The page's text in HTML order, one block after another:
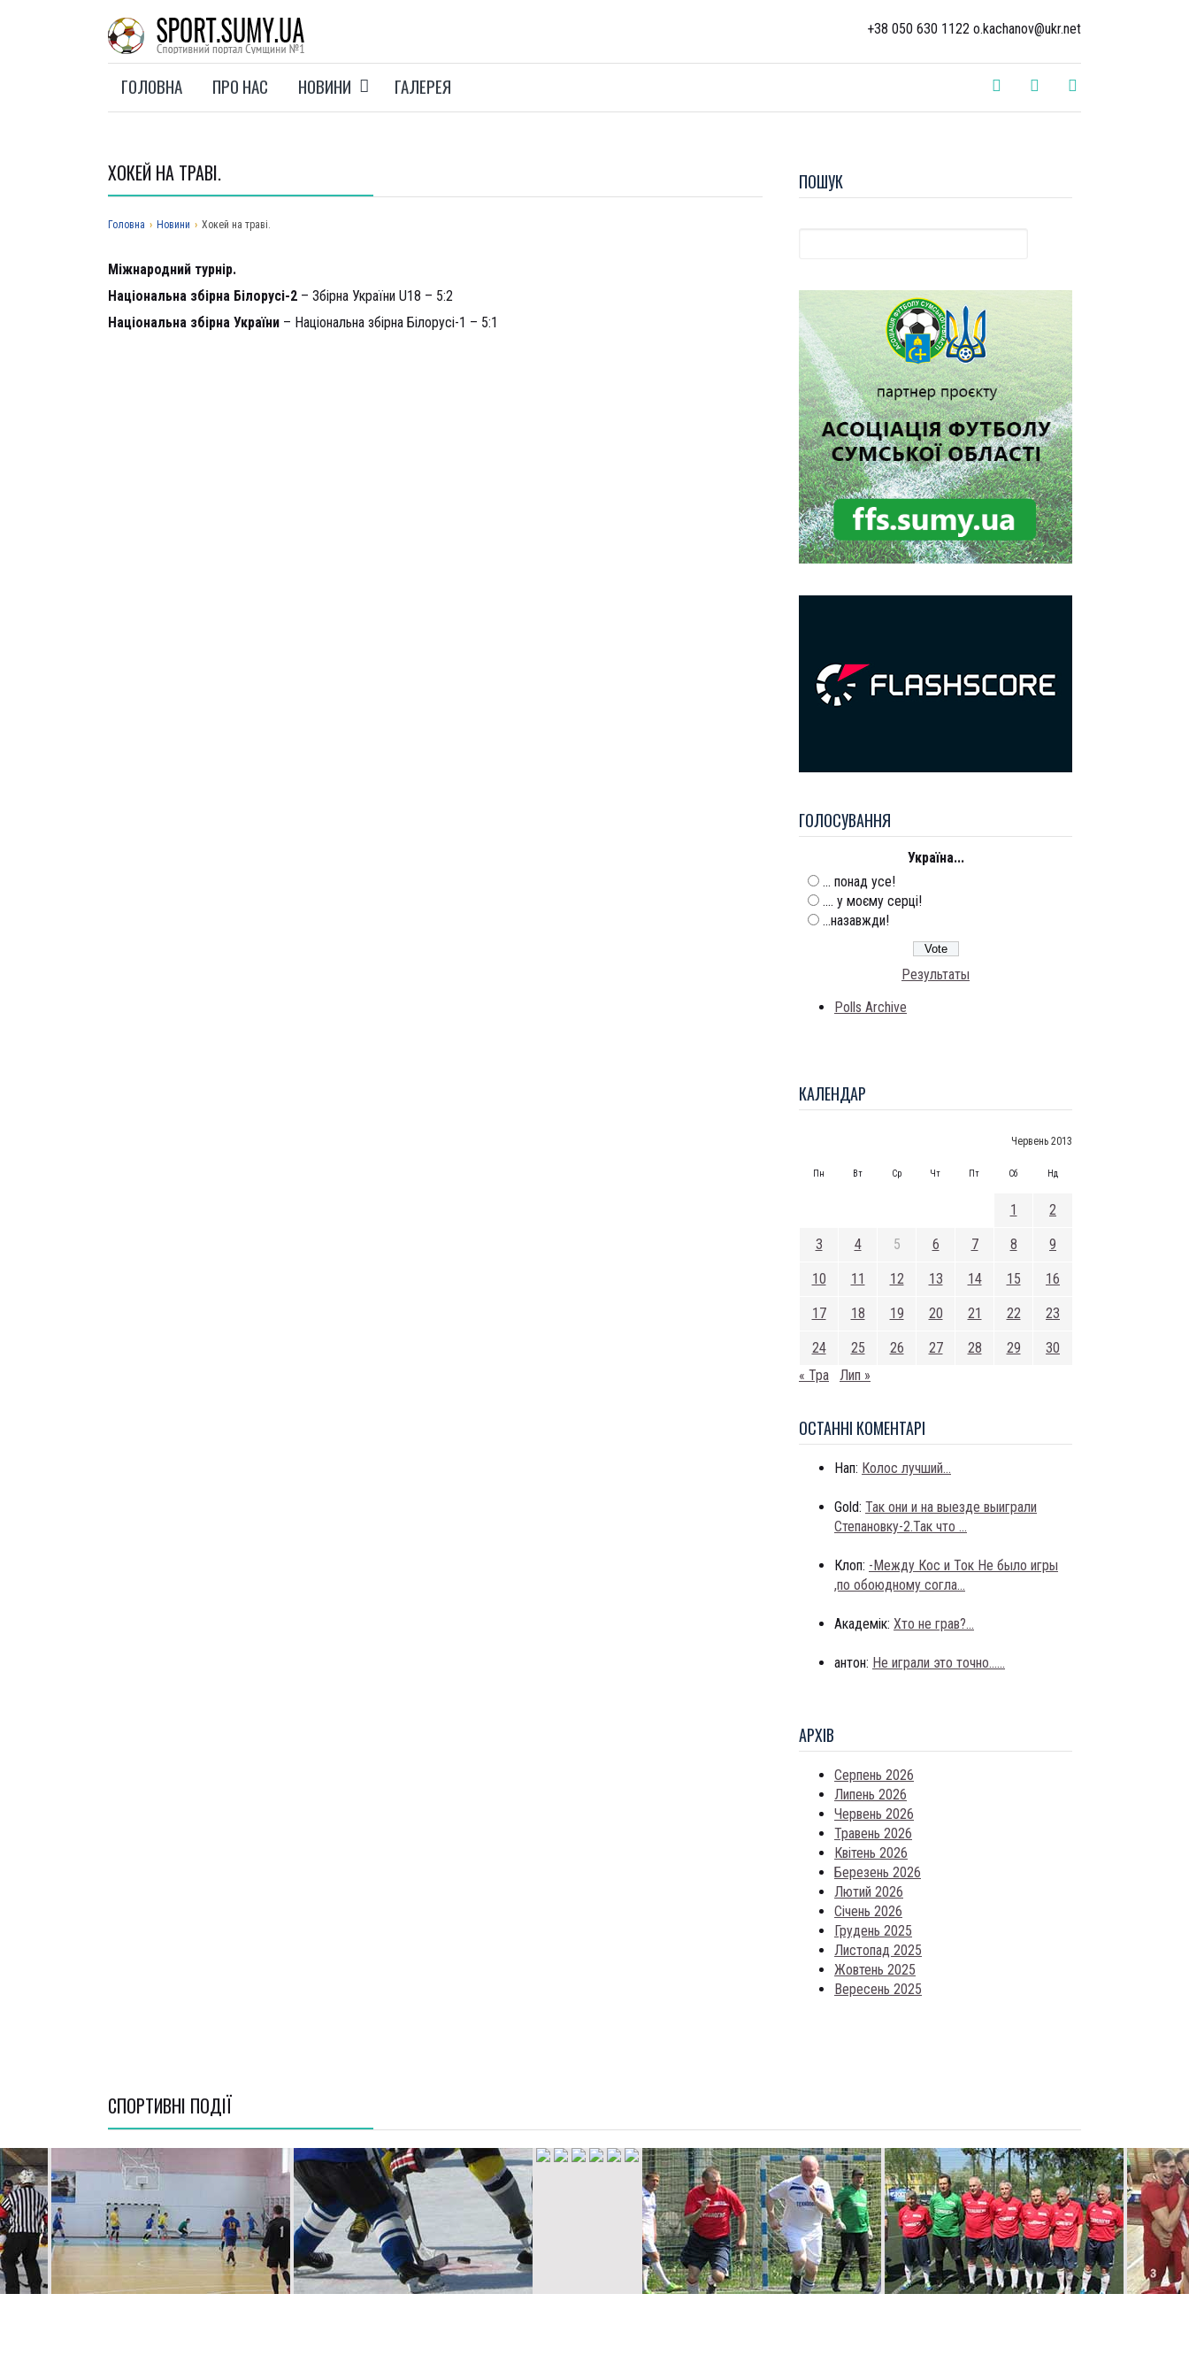
+38 050 630 1122 o.kachanov@ukr.net
ГОЛОВНА ПРО НАС НОВИНИ ГАЛЕРЕЯ
ПОШУК
ГОЛОСУВАННЯ
Україна...
... понад усе!
.... у моєму серці!
...назавжди!
Результаты
Polls Archive
КАЛЕНДАР
Червень 2013
Пн Вт Ср Чт Пт Сб Нд
1 2
3 4 5 6 7 8 9
10 11 12 13 14 15 16
17 18 19 20 21 22 23
24 25 26 27 28 29
30
« Тра
Лип »
ОСТАННI КОМЕНТАРI
Нап: Колос лучший...
Gold: Так они и на выезде выиграли
Степановку-2.Так что ...
Клоп: -Между Кос и Ток Не было игры
,по обоюдному согла...
Академік: Хто не грав?...
антон: Не играли это точно......
АРХIВ
Серпень 2026
Липень 2026
Червень 2026
Травень 2026
Квітень 2026
Березень 2026
Лютий 2026
Січень 2026
Грудень 2025
Листопад 2025
Жовтень 2025
Вересень 2025
ХОКЕЙ НА ТРАВІ.
Головна › Новини › Хокей на траві.
Міжнародний турнір.
Національна збірна Білорусі-2 – Збірна України U18 – 5:2
Національна збірна України – Національна збірна Білорусі-1 – 5:1
СПОРТИВНI ПОДІЇ